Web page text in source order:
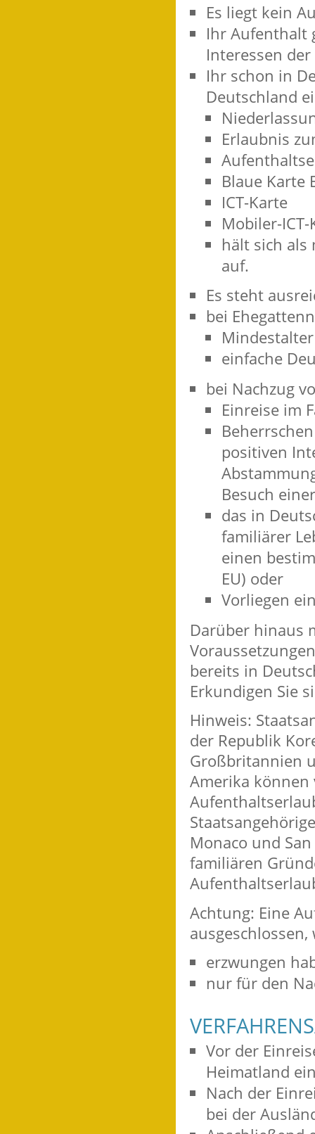
Es liegt kein
Ihr Aufenthalt
Interessen
Ihr schon in
Deutschland
Erlaubnis
Blaue Karte
ICT-Karte
Mobiler-
hält sich als
auf.
Es steht
bei
einfache
bei Nachzug
Einreise im
positiven
Besuch
das in
familiärer
einen
EU) oder
Vorliegen
Darüber hinaus
bereits in
Erkundigen Sie
Hinweis:
der Republik
Großbritannien
Amerika
Monaco und
familiären
Achtung: Eine
erzwungen
nur für den
Vor der
Heimatland
Nach der
bei der